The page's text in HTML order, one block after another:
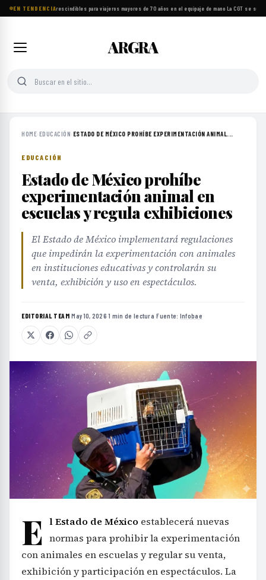
EN TENDENCIA
Ocho objetos imprescindibles para viajeros mayores de 70 años en el equipaje de mano·La CGT se
ARGRA
HOME›EDUCACIÓN› ESTADO DE MÉXICO PROHÍBE EXPERIMENTACIÓN ANIMAL...
EDUCACIÓN
Estado de México prohíbe
experimentación animal en
escuelas y regula exhibiciones
El Estado de México implementará regulaciones
que impedirán la experimentación con animales
en instituciones educativas y controlarán su
venta, exhibición y uso en espectáculos.
EDITORIAL TEAM·May 10, 2026·1 min de lectura·Fuente: Infobae
E l Estado de México establecerá nuevas
normas para prohibir la experimentación
con animales en escuelas y regular su venta,
exhibición y participación en espectáculos. La